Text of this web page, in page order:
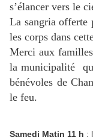
s’élancer vers le
La sangria offerte
les corps dans
Merci aux
la municipalité
bénévoles de
le feu.
Samedi Matin 11 h :